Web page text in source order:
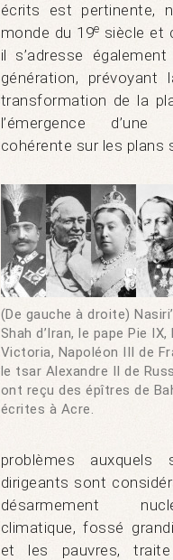
écrits est pertinente,
monde du 19e siècle et
il s’adresse
génération,
transformation de la
l’émergence d’une
cohérente sur les plans
(De gauche à droite)
Shah d’Iran, le pape Pie IX,
Victoria, Napoléon III de
le tsar Alexandre II de
ont reçu des épîtres de
écrites à Acre.
problèmes
dirigeants sont
désarmement
climatique, fossé
et les pauvres,